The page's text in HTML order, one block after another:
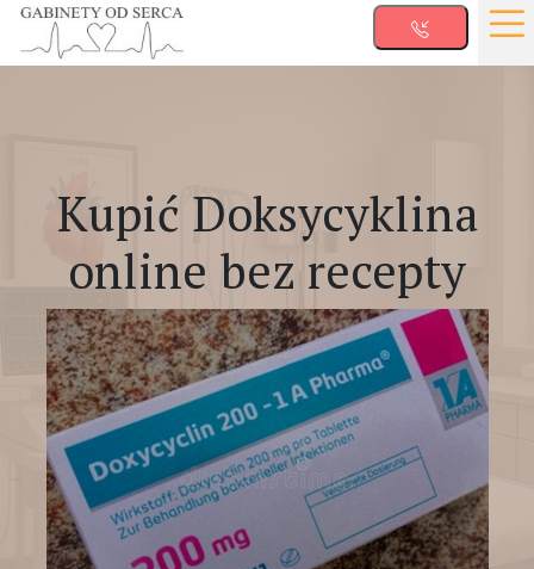
Kupić Doksycyklina
online bez recepty